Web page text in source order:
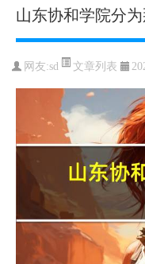
山东协和学院分
网友:sd 文章列表